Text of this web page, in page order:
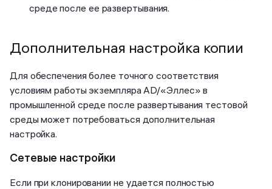
среде после ее развертывания.
Дополнительная настройка копии
Для обеспечения более точного соответствия
условиям работы экземпляра AD/«Эллес» в
промышленной среде после развертывания тестовой
среды может потребоваться дополнительная
настройка.
Сетевые настройки
Если при клонировании не удается полностью